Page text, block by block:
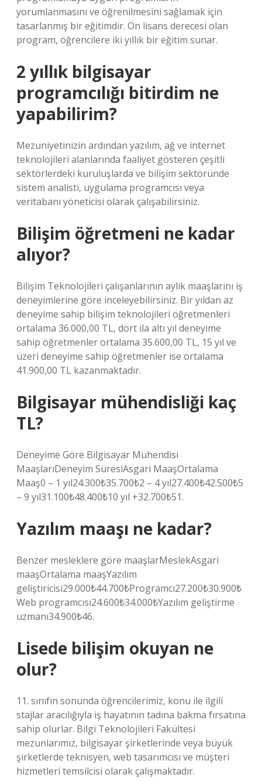
yorumlanmasını ve öğrenilmesini sağlamak için
tasarlanmış bir eğitimdir. Ön lisans derecesi olan
program, öğrencilere iki yıllık bir eğitim sunar.
2 yıllık bilgisayar
programcılığı bitirdim ne
yapabilirim?
Mezuniyetinizin ardından yazılım, ağ ve internet
teknolojileri alanlarında faaliyet gösteren çeşitli
sektörlerdeki kuruluşlarda ve bilişim sektöründe
sistem analisti, uygulama programcısı veya
veritabanı yöneticisi olarak çalışabilirsiniz.
Bilişim öğretmeni ne kadar
alıyor?
Bilişim Teknolojileri çalışanlarının aylık maaşlarını iş
deneyimlerine göre inceleyebilirsiniz. Bir yıldan az
deneyime sahip bilişim teknolojileri öğretmenleri
ortalama 36.000,00 TL, dört ila altı yıl deneyime
sahip öğretmenler ortalama 35.600,00 TL, 15 yıl ve
üzeri deneyime sahip öğretmenler ise ortalama
41.900,00 TL kazanmaktadır.
Bilgisayar mühendisliği kaç
TL?
Deneyime Göre Bilgisayar Mühendisi
MaaşlarıDeneyim SüresiAsgari MaaşOrtalama
Maaş0 – 1 yıl24.300₺35.700₺2 – 4 yıl27.400₺42.500₺5
– 9 yıl31.100₺48.400₺10 yıl +32.700₺51.
Yazılım maaşı ne kadar?
Benzer mesleklere göre maaşlarMeslekAsgari
maaşOrtalama maaşYazılım
geliştiricisi29.000₺44.700₺Programcı27.200₺30.900₺
Web programcısı24.600₺34.000₺Yazılım geliştirme
uzmanı34.900₺46.
Lisede bilişim okuyan ne
olur?
11. sınıfın sonunda öğrencilerimiz, konu ile ilgili
stajlar aracılığıyla iş hayatının tadına bakma fırsatına
sahip olurlar. Bilgi Teknolojileri Fakültesi
mezunlarımız, bilgisayar şirketlerinde veya büyük
şirketlerde teknisyen, web tasarımcısı ve müşteri
hizmetleri temsilcisi olarak çalışmaktadır.